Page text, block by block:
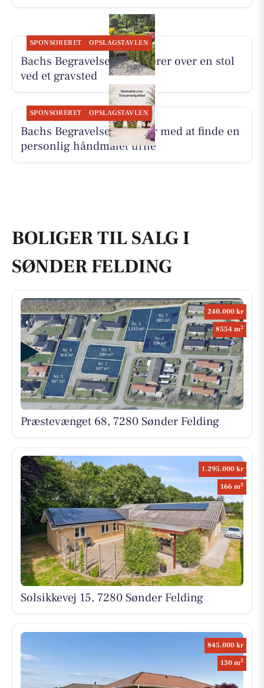
SPONSORERET OPSLAGSTAVLEN
Bachs Begravelser reflekterer over en stol
ved et gravsted
SPONSORERET OPSLAGSTAVLEN
Bachs Begravelser hjælper med at finde en
personlig håndmalet urne
BOLIGER TIL SALG I
SØNDER FELDING
240.000 kr
8554 m2
Præstevænget 68, 7280 Sønder Felding
1.295.000 kr
166 m2
Solsikkevej 15, 7280 Sønder Felding
845.000 kr
130 m2